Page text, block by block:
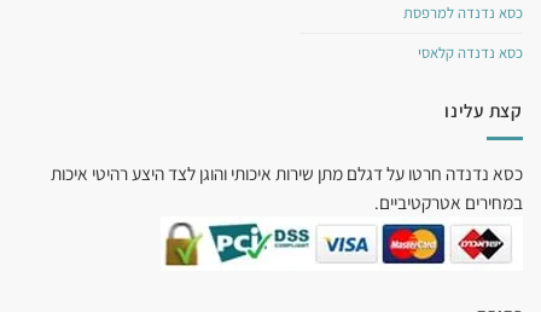
קצת עלינו
כסא נדנדה חרטו על דגלם מתן שירות איכותי והוגן לצד היצע רהיטי איכות
במחירים אטרקטיביים.
כסא נדנדה למרפסת
כסא נדנדה קלאסי